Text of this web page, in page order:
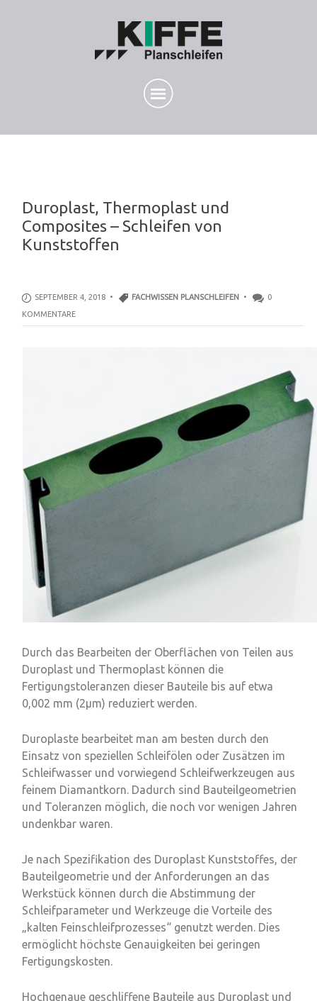
Duroplast, Thermoplast und
Composites – Schleifen von
Kunststoffen
SEPTEMBER 4, 2018 • FACHWISSEN PLANSCHLEIFEN •
0
KOMMENTARE
Durch das Bearbeiten der Oberflächen von Teilen aus
Duroplast und Thermoplast können die
Fertigungstoleranzen dieser Bauteile bis auf etwa
0,002 mm (2µm) reduziert werden.
Duroplaste bearbeitet man am besten durch den
Einsatz von speziellen Schleifölen oder Zusätzen im
Schleifwasser und vorwiegend Schleifwerkzeugen aus
feinem Diamantkorn. Dadurch sind Bauteilgeometrien
und Toleranzen möglich, die noch vor wenigen Jahren
undenkbar waren.
Je nach Spezifikation des Duroplast Kunststoffes, der
Bauteilgeometrie und der Anforderungen an das
Werkstück können durch die Abstimmung der
Schleifparameter und Werkzeuge die Vorteile des
„kalten Feinschleifprozesses“ genutzt werden. Dies
ermöglicht höchste Genauigkeiten bei geringen
Fertigungskosten.
Hochgenaue geschliffene Bauteile aus Duroplast und